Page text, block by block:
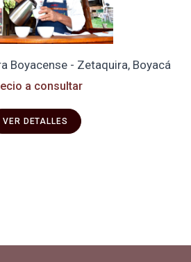
Boyacense - Zetaquira, Boyacá
a consultar
VER DETALLES